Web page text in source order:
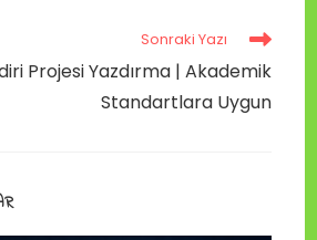
Sonraki Yazı
Projesi Yazdırma | Akademik
Standartlara Uygun